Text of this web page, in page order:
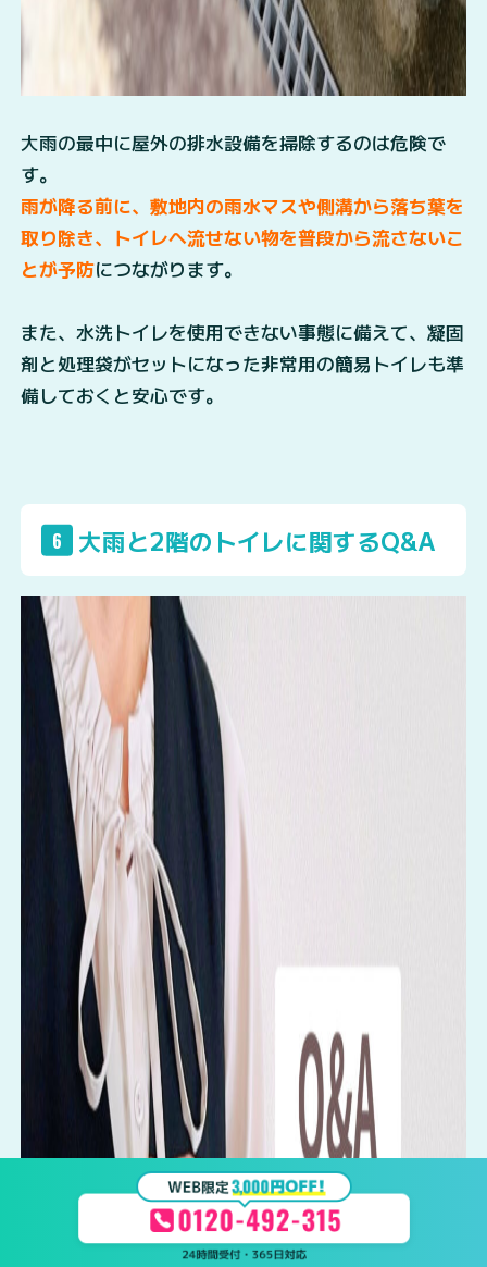
大雨の最中に屋外の排水設備を掃除するのは危険で
す。
雨が降る前に、敷地内の雨水マスや側溝から落ち葉を
取り除き、トイレへ流せない物を普段から流さないこ
とが予防につながります。
また、水洗トイレを使用できない事態に備えて、凝固
剤と処理袋がセットになった非常用の簡易トイレも準
備しておくと安心です。
6 大雨と2階のトイレに関するQ&A